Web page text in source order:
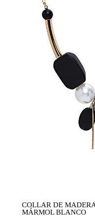
COLLAR DE
MÁRMOL BLANCO